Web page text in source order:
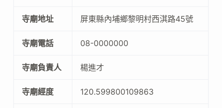
寺廟地址 屏東縣內埔鄉黎明村西淇路45號
寺廟電話 08-0000000
寺廟負責人 楊進才
寺廟經度 120.599800109863